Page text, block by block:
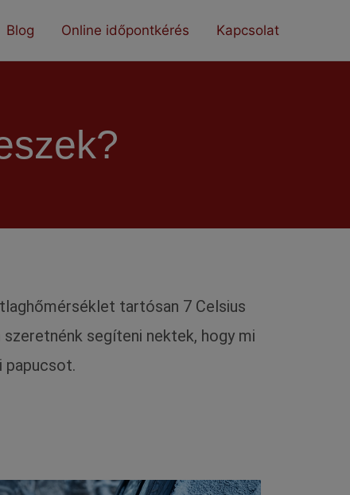
Blog Online időpontkérés Kapcsolat
tartósan 7 Celsius
segíteni nektek, hogy mi
papucsot.